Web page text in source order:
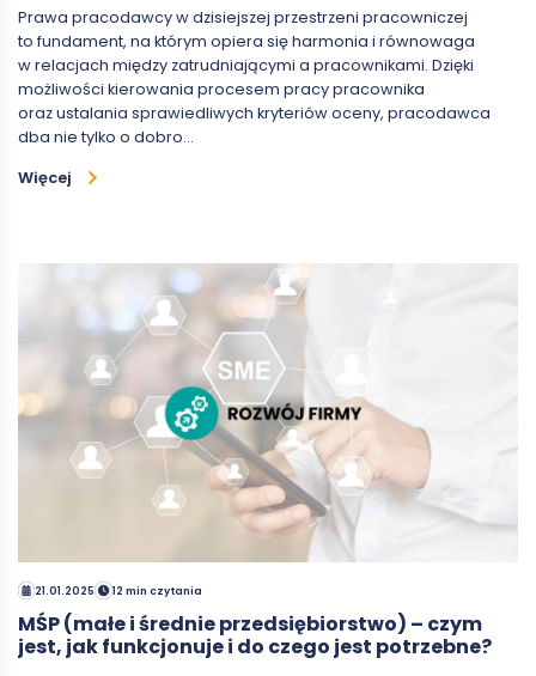
Prawa pracodawcy w dzisiejszej przestrzeni pracowniczej
to fundament, na którym opiera się harmonia i równowaga
w relacjach między zatrudniającymi a pracownikami. Dzięki
możliwości kierowania procesem pracy pracownika
oraz ustalania sprawiedliwych kryteriów oceny, pracodawca
dba nie tylko o dobro…
Więcej
21.01.2025 12 min czytania
MŚP (małe i średnie przedsiębiorstwo) – czym
jest, jak funkcjonuje i do czego jest potrzebne?